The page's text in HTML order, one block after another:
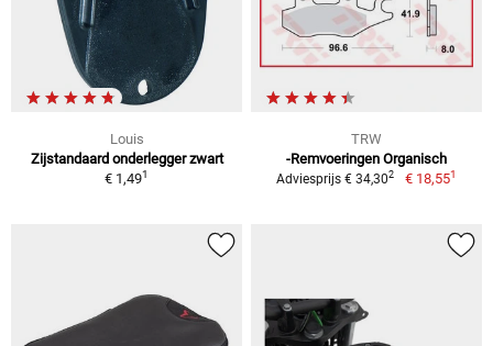
Louis
Zijstandaard onderlegger zwart
€ 1,491
TRW
-Remvoeringen Organisch
Adviesprijs € 34,302 € 18,551